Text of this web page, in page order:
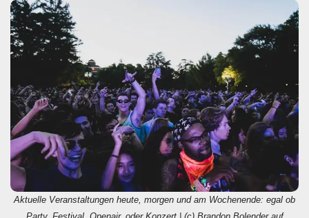
Aktuelle Veranstaltungen heute, morgen und am Wochenende: egal ob